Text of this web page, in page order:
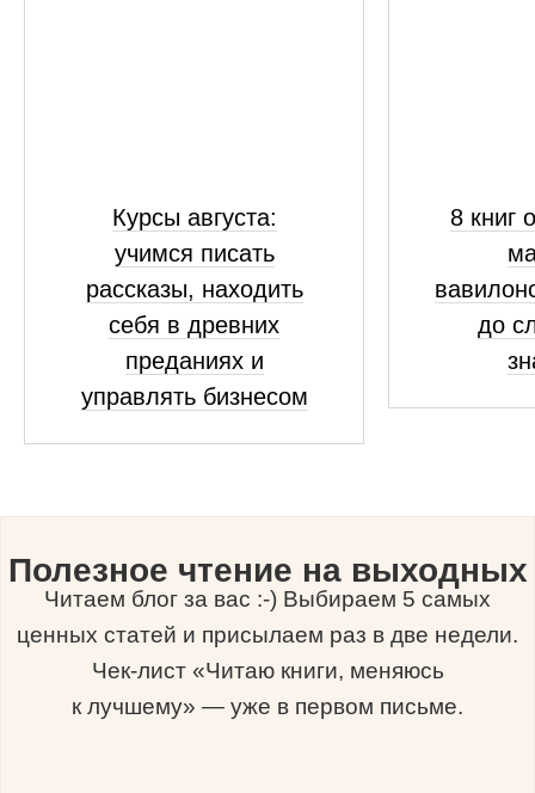
Курсы августа:
учимся писать
рассказы, находить
себя в древних
преданиях и
управлять бизнесом
8 книг
до
Полезное чтение на выходных
Читаем блог за вас :-) Выбираем 5 самых
ценных статей и присылаем раз в две недели.
Чек-лист «Читаю книги, меняюсь
к лучшему» — уже в первом письме.